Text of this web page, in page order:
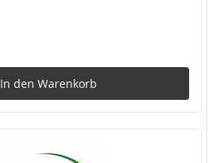
In den Warenkorb